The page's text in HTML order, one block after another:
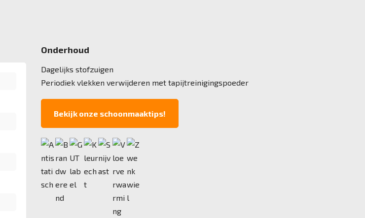
Onderhoud
Dagelijks stofzuigen
Periodiek vlekken verwijderen met tapijtreinigingspoeder
Bekijk onze schoonmaaktips!